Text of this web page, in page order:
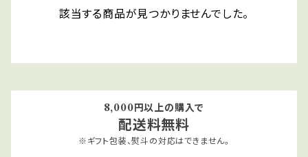
該当する商品が見つかりませんでした。
8,000円以上の購入で
配送料無料
※ギフト包装、熨斗の対応はできません。